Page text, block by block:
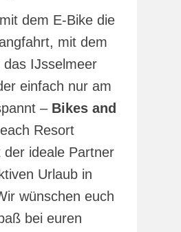
dem E-Bike die
mit dem
das IJsselmeer
einfach nur am
– Bikes and
Resort
der ideale Partner
Urlaub in
wünschen euch
bei euren